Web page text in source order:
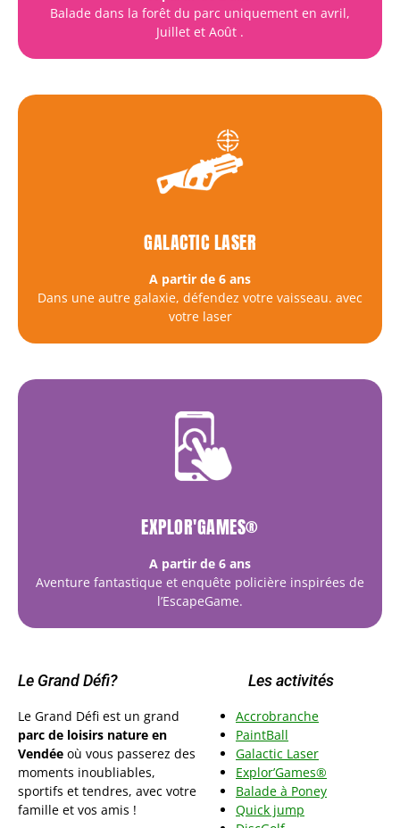
Balade dans la forêt du parc uniquement en avril,
Juillet et Août .
GALACTIC LASER
A partir de 6 ans
Dans une autre galaxie, défendez votre vaisseau. avec
votre laser
EXPLOR'GAMES®
A partir de 6 ans
Aventure fantastique et enquête policière inspirées de
l’EscapeGame.
Le Grand Défi?
Le Grand Défi est un grand
parc de loisirs nature en
Vendée où vous passerez des
moments inoubliables,
sportifs et tendres, avec votre
famille et vos amis !
Les activités
Accrobranche
PaintBall
Galactic Laser
Explor’Games®
Balade à Poney
Quick jump